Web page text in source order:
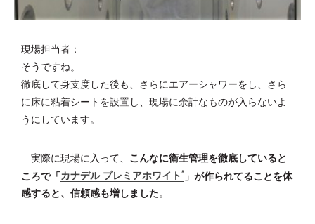
現場担当者：
そうですね。
徹底して身支度した後も、さらにエアーシャワーをし、さら
に床に粘着シートを設置し、現場に余計なものが入らないよ
うにしています。
―実際に現場に入って、 こんなに衛生管理を徹底していると
ころで「カナデル プレミアホワイト * 」が作られてることを体
感すると、信頼感も増しました。